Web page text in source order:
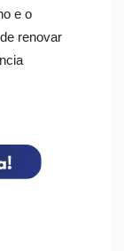
e o
renovar